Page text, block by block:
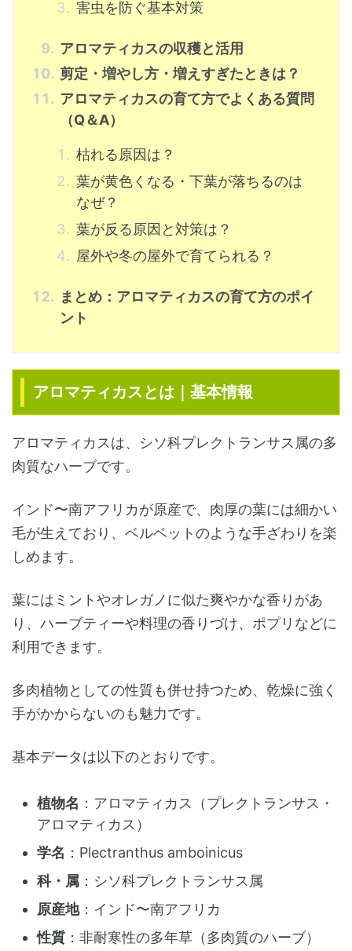
害虫を防ぐ基本対策
アロマティカスの収穫と活用
剪定・増やし方・増えすぎたときは？
アロマティカスの育て方でよくある質問
（Q＆A）
枯れる原因は？
葉が黄色くなる・下葉が落ちるのは
なぜ？
葉が反る原因と対策は？
屋外や冬の屋外で育てられる？
まとめ：アロマティカスの育て方のポイ
ント
アロマティカスとは｜基本情報
アロマティカスは、シソ科プレクトランサス属の多
肉質なハーブです。
インド〜南アフリカが原産で、肉厚の葉には細かい
毛が生えており、ベルベットのような手ざわりを楽
しめます。
葉にはミントやオレガノに似た爽やかな香りがあ
り、ハーブティーや料理の香りづけ、ポプリなどに
利用できます。
多肉植物としての性質も併せ持つため、乾燥に強く
手がかからないのも魅力です。
基本データは以下のとおりです。
植物名 ：アロマティカス（プレクトランサス・
アロマティカス）
学名 ：Plectranthus amboinicus
科・属 ：シソ科プレクトランサス属
原産地：インド〜南アフリカ
性質 ：非耐寒性の多年草（多肉質のハーブ）